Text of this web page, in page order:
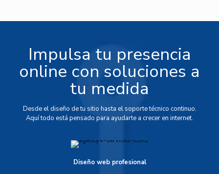
Impulsa tu presencia
online con soluciones a
tu medida
Desde el diseño de tu sitio hasta el soporte técnico continuo.
Aquí todo está pensado para ayudarte a crecer en internet.
Diseño web profesional